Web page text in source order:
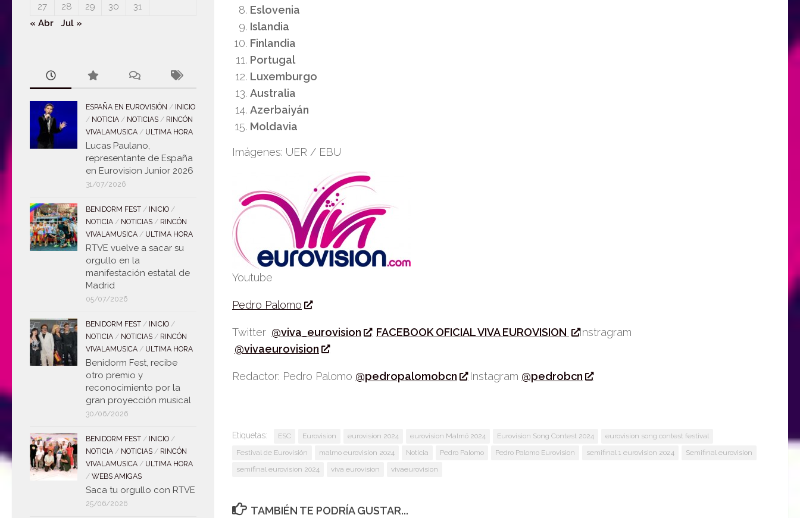
Eslovenia
Islandia
Finlandia
Portugal
Luxemburgo
Australia
Azerbaiyán
Moldavia
Imágenes: UER / EBU
Youtube
Pedro Palomo
Twitter @viva_eurovision FACEBOOK OFICIAL VIVA EUROVISION
Instragram
@vivaeurovision
Redactor: Pedro Palomo @pedropalomobcn Instagram @pedrobcn
Etiquetas: ESC Eurovision eurovision 2024 eurovision Malmö 2024 Eurovision Song Contest 2024
eurovision song contest festival
Festival de Eurovisión
malmo eurovision 2024 Noticia Pedro Palomo Pedro Palomo Eurovision semifinal 1 eurovision 2024
Semifinal eurovision
semifinal eurovision 2024
viva eurovision vivaeurovision
TAMBIÉN TE PODRÍA GUSTAR...
27
28 29 30
31
« Abr
Jul »
ESPAÑA EN EUROVISIÓN / INICIO
/ NOTICIA / NOTICIAS / RINCÓN
VIVALAMUSICA / ULTIMA HORA
Lucas Paulano,
representante de España
en Eurovision Junior 2026
31/07/2026
BENIDORM FEST / INICIO /
NOTICIA / NOTICIAS / RINCÓN
VIVALAMUSICA / ULTIMA HORA
RTVE vuelve a sacar su
orgullo en la
manifestación estatal de
Madrid
05/07/2026
BENIDORM FEST / INICIO /
NOTICIA / NOTICIAS / RINCÓN
VIVALAMUSICA / ULTIMA HORA
Benidorm Fest, recibe
otro premio y
reconocimiento por la
gran proyección musical
30/06/2026
BENIDORM FEST / INICIO /
NOTICIA / NOTICIAS / RINCÓN
VIVALAMUSICA / ULTIMA HORA
/ WEBS AMIGAS
Saca tu orgullo con RTVE
25/06/2026